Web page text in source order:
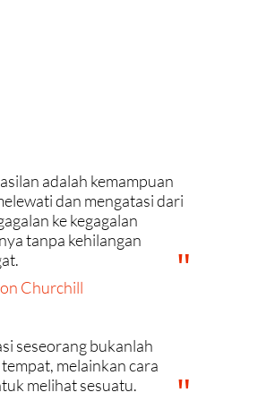
adalah kemampuan
dan mengatasi dari
ke kegagalan
tanpa kehilangan
Churchill
seseorang bukanlah
melainkan cara
melihat sesuatu.